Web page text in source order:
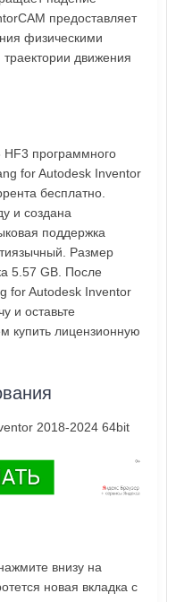
предоставляет
физическими
движения
программного
for Autodesk Inventor
бесплатно.
и создана
поддержка
Размер
5.57 GB. После
for Autodesk Inventor
и оставьте
купить лицензионную
2018-2024 64bit
внизу на
новая вкладка с